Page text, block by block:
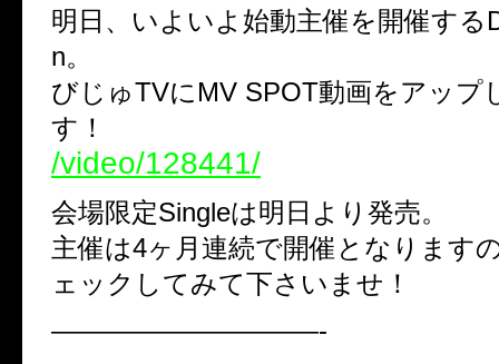
明日、いよいよ始動主催を開催する
n。
びじゅTVにMV SPOT動画をアップ
す！
/video/128441/
会場限定Singleは明日より発売。
主催は4ヶ月連続で開催となります
ェックしてみて下さいませ！
——————————-